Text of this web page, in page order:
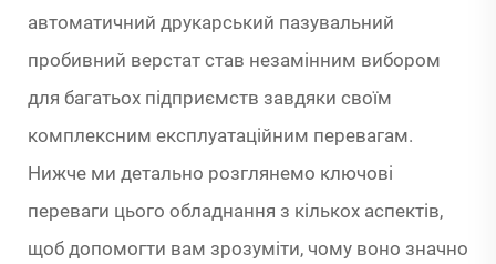
автоматичний друкарський пазувальний
пробивний верстат став незамінним вибором
для багатьох підприємств завдяки своїм
комплексним експлуатаційним перевагам.
Нижче ми детально розглянемо ключові
переваги цього обладнання з кількох аспектів,
щоб допомогти вам зрозуміти, чому воно значно